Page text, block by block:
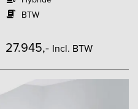
BTW
27.945,- Incl. BTW